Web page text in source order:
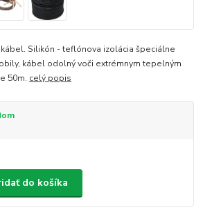
Silikón - teflónova izolácia špeciálne
kábel odolný voči extrémnym tepelným
50m. celý popis
do košíka